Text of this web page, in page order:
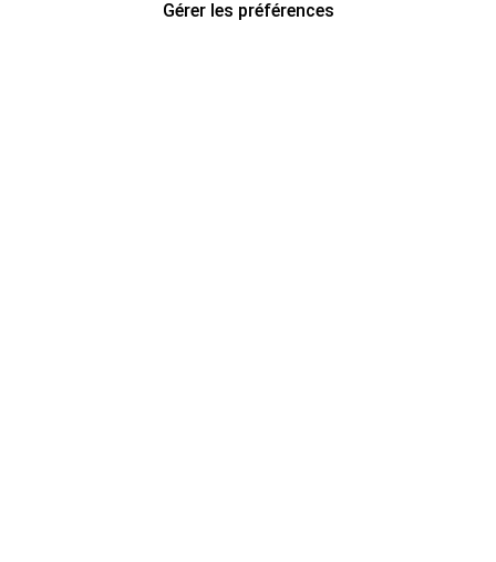
Gérer les préférences